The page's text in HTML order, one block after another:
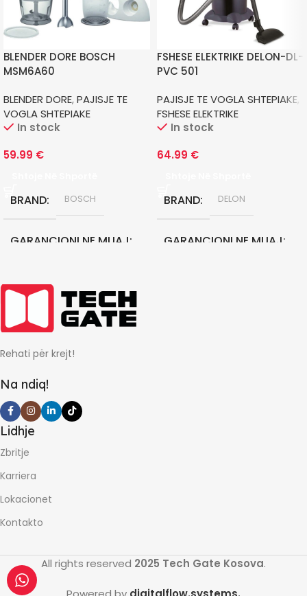
BLENDER DORE BOSCH
MSM6A60
BLENDER DORE,PAJISJE TE
VOGLA SHTEPIAKE
In stock
59.99 €
BRAND BOSCH
GARANCIONI NE MUAJ
FSHESE ELEKTRIKE DELON-DL-
PVC 501
PAJISJE TE VOGLA SHTEPIAKE,
FSHESE ELEKTRIKE
In stock
64.99 €
BRAND DELON
GARANCIONI NE MUAJ
Rehati për krejt!
Na ndiq!
Lidhje
Zbritje
Karriera
Lokacionet
Kontakto
All rights reserved 2025 Tech Gate Kosova.